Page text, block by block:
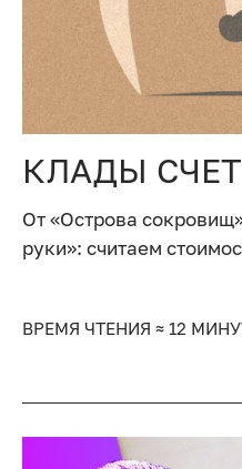
КЛАДЫ
От «Острова
руки»: считаем
ВРЕМЯ ЧТЕНИЯ ≈ 12